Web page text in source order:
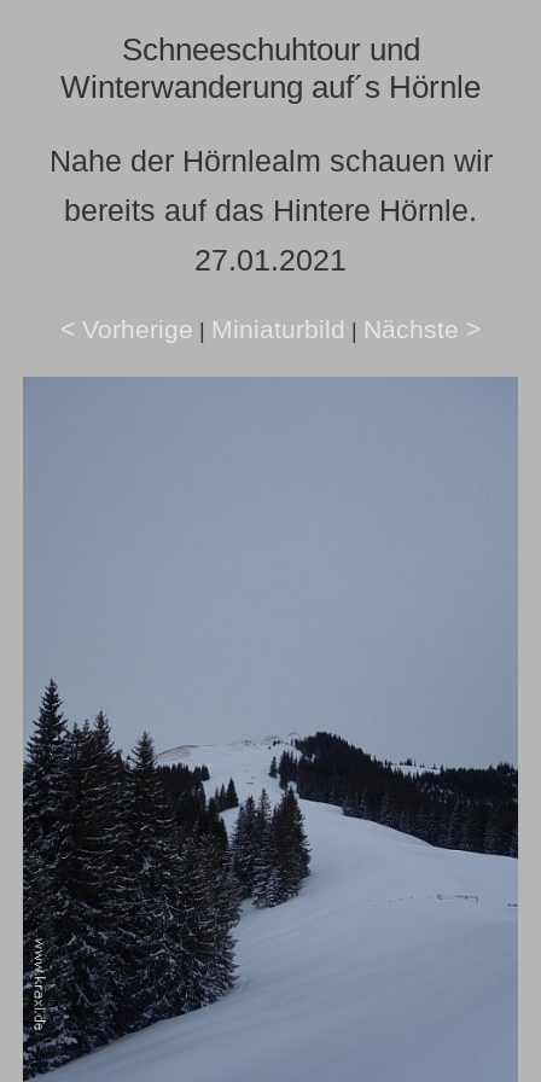
Schneeschuhtour und
Winterwanderung auf´s Hörnle
Nahe der Hörnlealm schauen wir
bereits auf das Hintere Hörnle.
27.01.2021
< Vorherige | Miniaturbild | Nächste >